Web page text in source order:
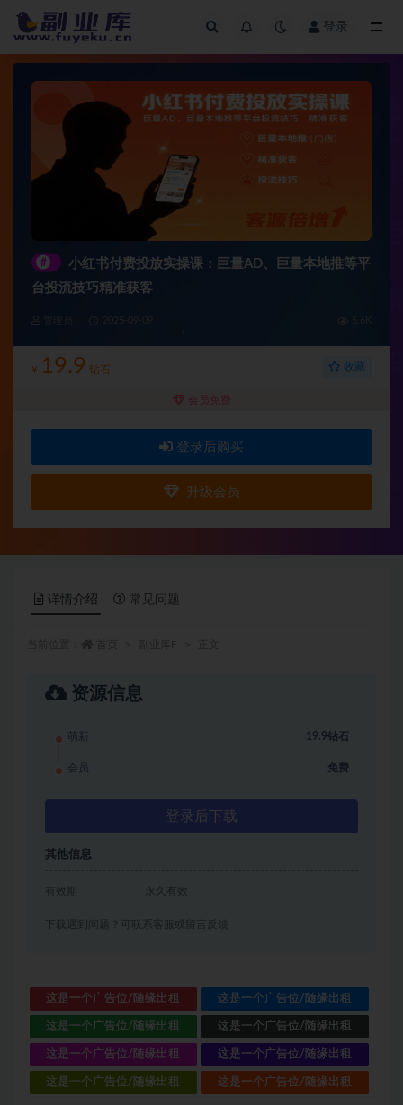
登录
#
小红书付费投放实操课：巨量AD、巨量本地推等平
台投流技巧精准获客
¥ 19.9 钻石 收藏
会员免费
登录后购买
升级会员
详情介绍 常见问题
资源信息
萌新 19.9钻石
会员 免费
登录后下载
其他信息
有效期 永久有效
下载遇到问题？可联系客服或留言反馈
这是一个广告位/随缘出租 这是一个广告位/随缘出租
这是一个广告位/随缘出租 这是一个广告位/随缘出租
这是一个广告位/随缘出租 这是一个广告位/随缘出租
这是一个广告位/随缘出租 这是一个广告位/随缘出租